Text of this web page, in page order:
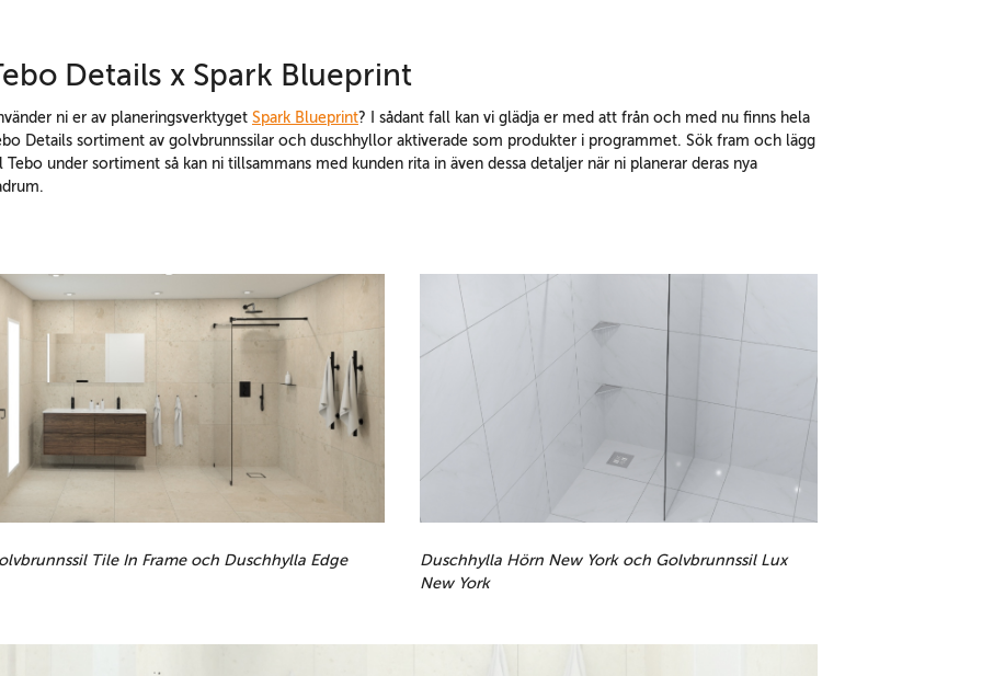
Details x Spark Blueprint
ni er av planeringsverktyget Spark Blueprint? I sådant fall kan vi glädja er med att från och med nu finns hela
Details sortiment av golvbrunnssilar och duschhyllor aktiverade som produkter i programmet. Sök fram och lägg
Tebo under sortiment så kan ni tillsammans med kunden rita in även dessa detaljer när ni planerar deras nya
Tile In Frame och Duschhylla Edge
Duschhylla Hörn New York och Golvbrunnssil Lux
New York